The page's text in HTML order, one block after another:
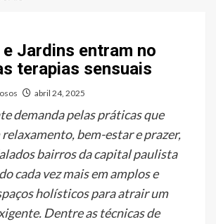
Jardins entram no
terapias sensuais
abril 24, 2025
demanda pelas práticas que
bem-estar e prazer,
bairros da capital paulista
cada vez mais em amplos e
holísticos para atrair um
Dentre as técnicas de